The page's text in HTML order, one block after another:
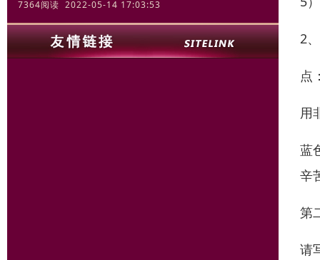
7364阅读 2022-05-14 17:03:53
2
点
用
蓝
辛
第
请